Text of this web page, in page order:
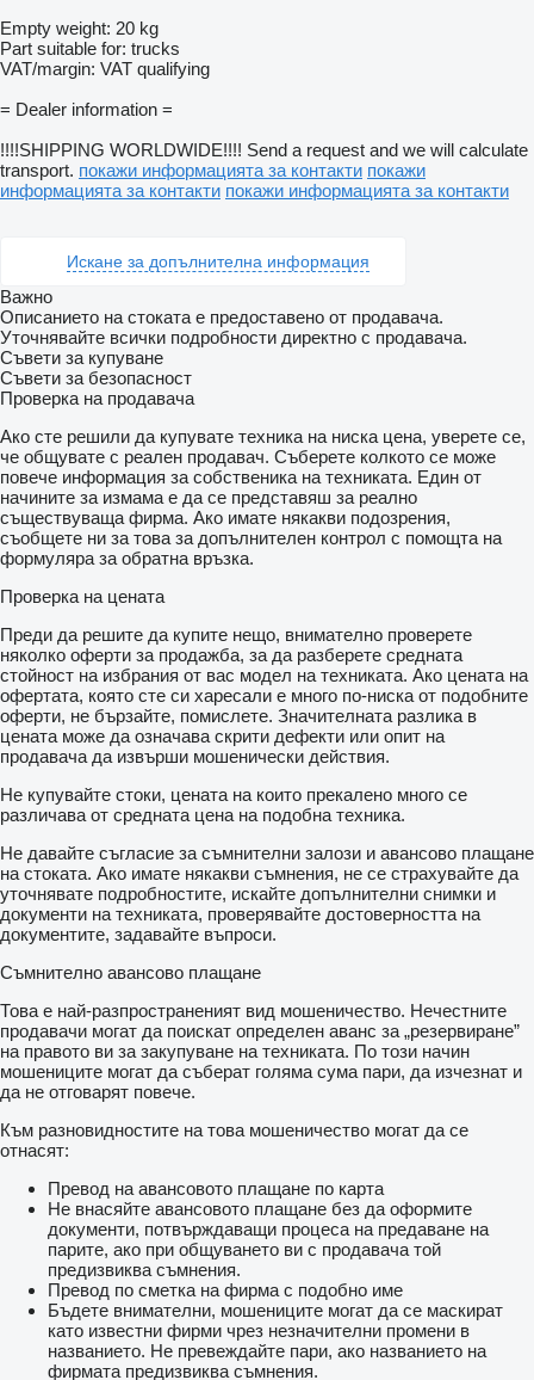
Empty weight: 20 kg
Part suitable for: trucks
VAT/margin: VAT qualifying
= Dealer information =
!!!!SHIPPING WORLDWIDE!!!! Send a request and we will calculate
transport. покажи информацията за контакти покажи
информацията за контакти покажи информацията за контакти
Искане за допълнителна информация
Важно
Описанието на стоката е предоставено от продавача.
Уточнявайте всички подробности директно с продавача.
Съвети за купуване
Съвети за безопасност
Проверка на продавача
Ако сте решили да купувате техника на ниска цена, уверете се,
че общувате с реален продавач. Съберете колкото се може
повече информация за собственика на техниката. Един от
начините за измама е да се представяш за реално
съществуваща фирма. Ако имате някакви подозрения,
съобщете ни за това за допълнителен контрол с помощта на
формуляра за обратна връзка.
Проверка на цената
Преди да решите да купите нещо, внимателно проверете
няколко оферти за продажба, за да разберете средната
стойност на избрания от вас модел на техниката. Ако цената на
офертата, която сте си харесали е много по-ниска от подобните
оферти, не бързайте, помислете. Значителната разлика в
цената може да означава скрити дефекти или опит на
продавача да извърши мошенически действия.
Не купувайте стоки, цената на които прекалено много се
различава от средната цена на подобна техника.
Не давайте съгласие за съмнителни залози и авансово плащане
на стоката. Ако имате някакви съмнения, не се страхувайте да
уточнявате подробностите, искайте допълнителни снимки и
документи на техниката, проверявайте достоверността на
документите, задавайте въпроси.
Съмнително авансово плащане
Това е най-разпространеният вид мошеничество. Нечестните
продавачи могат да поискат определен аванс за „резервиране”
на правото ви за закупуване на техниката. По този начин
мошениците могат да съберат голяма сума пари, да изчезнат и
да не отговарят повече.
Към разновидностите на това мошеничество могат да се
отнасят:
Превод на авансовото плащане по карта
Не внасяйте авансовото плащане без да оформите
документи, потвърждаващи процеса на предаване на
парите, ако при общуването ви с продавача той
предизвиква съмнения.
Превод по сметка на фирма с подобно име
Бъдете внимателни, мошениците могат да се маскират
като известни фирми чрез незначителни промени в
названието. Не превеждайте пари, ако названието на
фирмата предизвиква съмнения.